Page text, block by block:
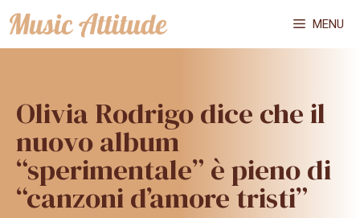
Vai
al
MENU
Olivia Rodrigo dice che il
nuovo album
“sperimentale” è pieno di
“canzoni d’amore tristi”